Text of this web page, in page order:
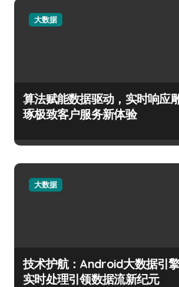
大数据
算法赋能数据驱动，实时响应
琢极致客户服务新体验
大数据
技术护航：Android大数据引擎
实时处理引领数据流新纪元